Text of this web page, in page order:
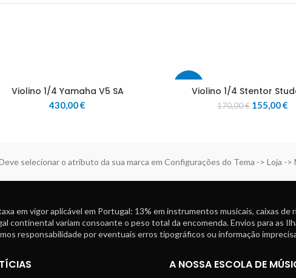
Violino 1/4 Yamaha V5 SA
430,00€
Violino 1/4 Stentor
170,00€ O
155,00€
selecionar o atributo da sua marca em Configurações do Tema -> Loja ->
em vigor aplicável em Portugal: 13% em instrumentos musicais, caixas
continental variam consoante o peso total da encomenda. Envios para as
responsabilidade por eventuais erros tipográficos ou informação
A NOSSA ESCOLA DE